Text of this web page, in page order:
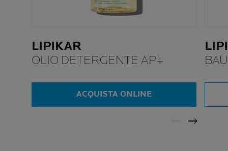
LIPIKAR
OLIO DETERGENTE AP+
ACQUISTA ONLINE